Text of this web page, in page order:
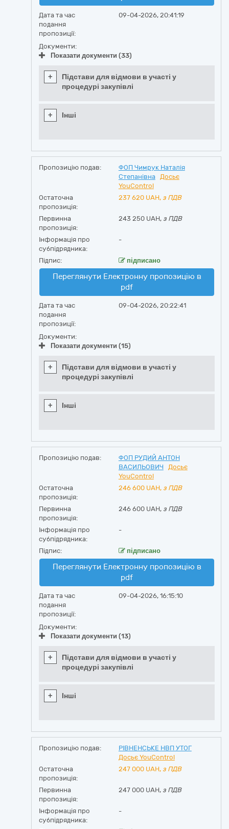
Дата та час
подання
пропозиції:
09-04-2026, 20:41:19
Документи:
Показати документи (33)
+
Підстави для відмови в участі у
процедурі закупівлі
+ Інші
Пропозицію подав:
ФОП Чимрук Наталія
Степанівна
Досьє
YouControl
Остаточна
пропозиція:
237 620 UAH, з ПДВ
Первинна
пропозиція:
243 250 UAH, з ПДВ
Інформація про
субпідрядника:
-
Підпис: підписано
Переглянути Електронну пропозицію в
pdf
Дата та час
подання
пропозиції:
09-04-2026, 20:22:41
Документи:
Показати документи (15)
+
Підстави для відмови в участі у
процедурі закупівлі
+ Інші
Пропозицію подав:
ФОП РУДИЙ АНТОН
ВАСИЛЬОВИЧ
Досьє
YouControl
Остаточна
пропозиція:
246 600 UAH, з ПДВ
Первинна
пропозиція:
246 600 UAH, з ПДВ
Інформація про
субпідрядника:
-
Підпис: підписано
Переглянути Електронну пропозицію в
pdf
Дата та час
подання
пропозиції:
09-04-2026, 16:15:10
Документи:
Показати документи (13)
+
Підстави для відмови в участі у
процедурі закупівлі
+ Інші
Пропозицію подав:
РІВНЕНСЬКЕ НВП УТОГ
Досьє YouControl
Остаточна
пропозиція:
247 000 UAH, з ПДВ
Первинна
пропозиція:
247 000 UAH, з ПДВ
Інформація про
субпідрядника:
-